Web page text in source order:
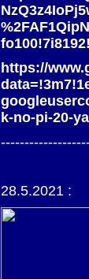
https://
k-no-pi-20-
28.5.2021 :